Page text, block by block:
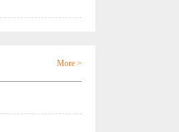
More >